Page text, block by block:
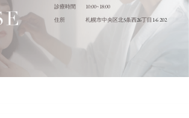
診療時間 10:00~18:00
住所 札幌市中央区北5条西26丁目 1-6 202